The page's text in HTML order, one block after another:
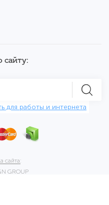
сайту:
для работы и интернета
сайта:
GROUP